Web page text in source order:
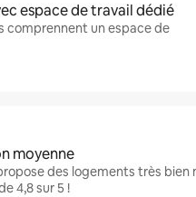
espace de travail dédié
comprennent un espace de
moyenne
des logements très bien
4,8 sur 5 !